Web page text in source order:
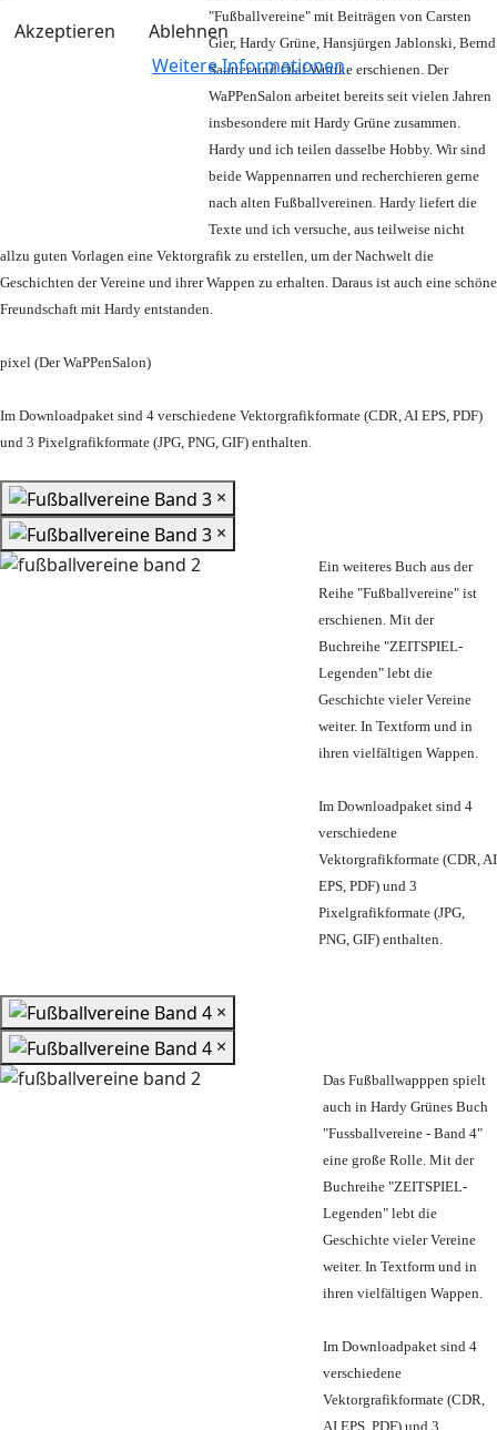
Akzeptieren
Ablehnen
Weitere Informationen
"Fußballvereine" mit Beiträgen von Carsten
Gier, Hardy Grüne, Hansjürgen Jablonski, Bernd
Sautter und Olaf Wuttke erschienen. Der
WaPPenSalon arbeitet bereits seit vielen Jahren
insbesondere mit Hardy Grüne zusammen.
Hardy und ich teilen dasselbe Hobby. Wir sind
beide Wappennarren und recherchieren gerne
nach alten Fußballvereinen. Hardy liefert die
Texte und ich versuche, aus teilweise nicht
allzu guten Vorlagen eine Vektorgrafik zu erstellen, um der Nachwelt die
Geschichten der Vereine und ihrer Wappen zu erhalten. Daraus ist auch eine schöne
Freundschaft mit Hardy entstanden.
pixel (Der WaPPenSalon)
Im Downloadpaket sind 4 verschiedene Vektorgrafikformate (CDR, AI EPS, PDF)
und 3 Pixelgrafikformate (JPG, PNG, GIF) enthalten.
×
×
Ein weiteres Buch aus der
Reihe "Fußballvereine" ist
erschienen. Mit der
Buchreihe "ZEITSPIEL-
Legenden" lebt die
Geschichte vieler Vereine
weiter. In Textform und in
ihren vielfältigen Wappen.
Im Downloadpaket sind 4
verschiedene
Vektorgrafikformate (CDR, AI
EPS, PDF) und 3
Pixelgrafikformate (JPG,
PNG, GIF) enthalten.
×
×
Das Fußballwapppen spielt
auch in Hardy Grünes Buch
"Fussballvereine - Band 4"
eine große Rolle. Mit der
Buchreihe "ZEITSPIEL-
Legenden" lebt die
Geschichte vieler Vereine
weiter. In Textform und in
ihren vielfältigen Wappen.
Im Downloadpaket sind 4
verschiedene
Vektorgrafikformate (CDR,
AI EPS, PDF) und 3